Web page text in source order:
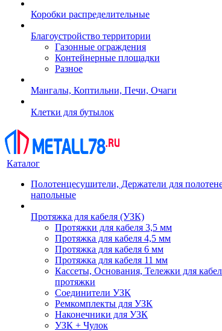
Коробки распределительные
Благоустройство территории
Газонные ограждения
Контейнерные площадки
Разное
Мангалы, Коптильни, Печи, Очаги
Клетки для бутылок
Каталог
Полотенцесушители, Держатели для
напольные
Протяжка для кабеля (УЗК)
Протяжки для кабеля 3,5 мм
Протяжка для кабеля 4,5 мм
Протяжка для кабеля 6 мм
Протяжка для кабеля 11 мм
Кассеты, Основания, Тележки для
протяжки
Соединители УЗК
Ремкомплекты для УЗК
Наконечники для УЗК
УЗК + Чулок